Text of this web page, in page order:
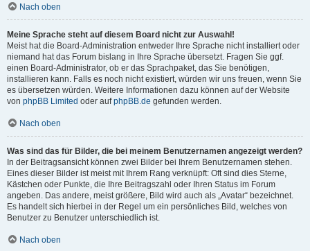
Nach oben
Meine Sprache steht auf diesem Board nicht zur Auswahl!
Meist hat die Board-Administration entweder Ihre Sprache nicht installiert oder
niemand hat das Forum bislang in Ihre Sprache übersetzt. Fragen Sie ggf.
einen Board-Administrator, ob er das Sprachpaket, das Sie benötigen,
installieren kann. Falls es noch nicht existiert, würden wir uns freuen, wenn Sie
es übersetzen würden. Weitere Informationen dazu können auf der Website
von phpBB Limited oder aufphpBB.de gefunden werden.
Nach oben
Was sind das für Bilder, die bei meinem Benutzernamen angezeigt werden?
In der Beitragsansicht können zwei Bilder bei Ihrem Benutzernamen stehen.
Eines dieser Bilder ist meist mit Ihrem Rang verknüpft: Oft sind dies Sterne,
Kästchen oder Punkte, die Ihre Beitragszahl oder Ihren Status im Forum
angeben. Das andere, meist größere, Bild wird auch als „Avatar“ bezeichnet.
Es handelt sich hierbei in der Regel um ein persönliches Bild, welches von
Benutzer zu Benutzer unterschiedlich ist.
Nach oben